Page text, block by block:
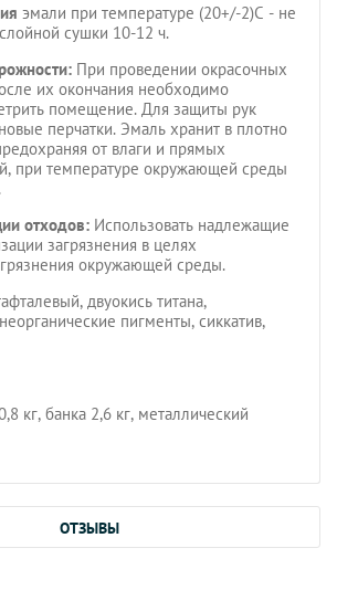
эмали при температуре (20+/-2)С - не
сушки 10-12 ч.
При проведении окрасочных
их окончания необходимо
помещение. Для защиты рук
перчатки. Эмаль хранит в плотно
от влаги и прямых
при температуре окружающей среды
отходов: Использовать надлежащие
загрязнения в целях
окружающей среды.
двуокись титана,
пигменты, сиккатив,
кг, банка 2,6 кг, металлический
ОТЗЫВЫ